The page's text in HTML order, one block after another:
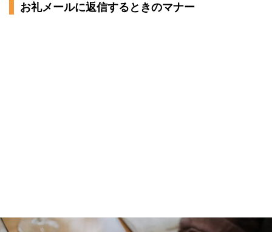
お礼メールに返信するときのマナー